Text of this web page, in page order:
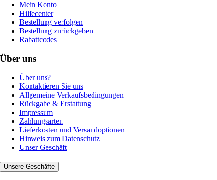
Mein Konto
Hilfecenter
Bestellung verfolgen
Bestellung zurückgeben
Rabattcodes
Über uns
Über uns?
Kontaktieren Sie uns
Allgemeine Verkaufsbedingungen
Rückgabe & Erstattung
Impressum
Zahlungsarten
Lieferkosten und Versandoptionen
Hinweis zum Datenschutz
Unser Geschäft
Unsere Geschäfte